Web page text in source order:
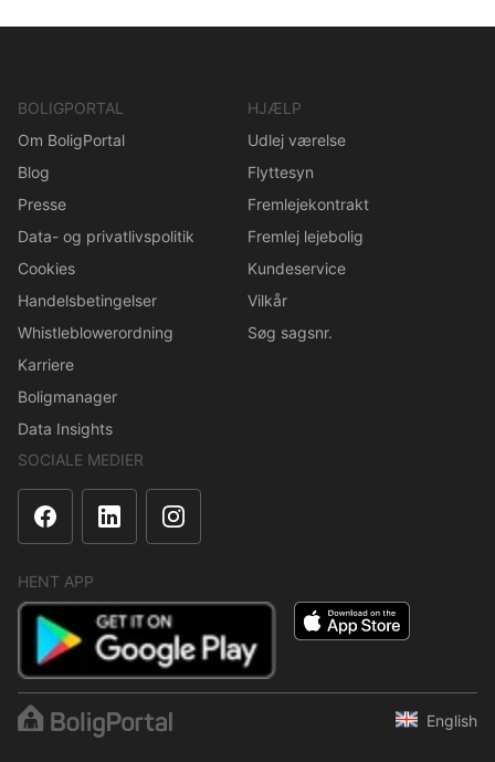
BOLIGPORTAL
Om BoligPortal
Blog
Presse
Data- og privatlivspolitik
Cookies
Handelsbetingelser
Whistleblowerordning
Karriere
Boligmanager
Data Insights
HJÆLP
Udlej værelse
Flyttesyn
Fremlejekontrakt
Fremlej lejebolig
Kundeservice
Vilkår
Søg sagsnr.
SOCIALE MEDIER
HENT APP
English